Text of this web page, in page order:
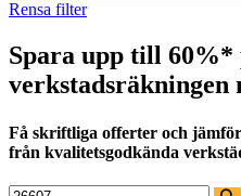
Rensa filter
Spara upp till 60%*
verkstadsräkningen
Få skriftliga offerter och
från kvalitetsgodkända